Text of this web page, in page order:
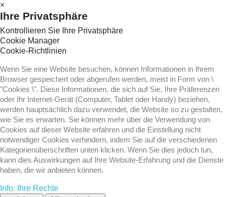
×
Ihre Privatsphäre
Kontrollieren Sie Ihre Privatsphäre
Cookie Manager
Cookie-Richtlinien
Wenn Sie eine Website besuchen, können Informationen in Ihrem
Browser gespeichert oder abgerufen werden, meist in Form von \
"Cookies \". Diese Informationen, die sich auf Sie, Ihre Präferenzen
oder Ihr Internet-Gerät (Computer, Tablet oder Handy) beziehen,
werden hauptsächlich dazu verwendet, die Website so zu gestalten,
wie Sie es erwarten. Sie können mehr über die Verwendung von
Cookies auf dieser Website erfahren und die Einstellung nicht
notwendiger Cookies verhindern, indem Sie auf die verschiedenen
Kategorienüberschriften unten klicken. Wenn Sie dies jedoch tun,
kann dies Auswirkungen auf Ihre Website-Erfahrung und die Dienste
haben, die wir anbieten können.
Info: Ihre Rechte